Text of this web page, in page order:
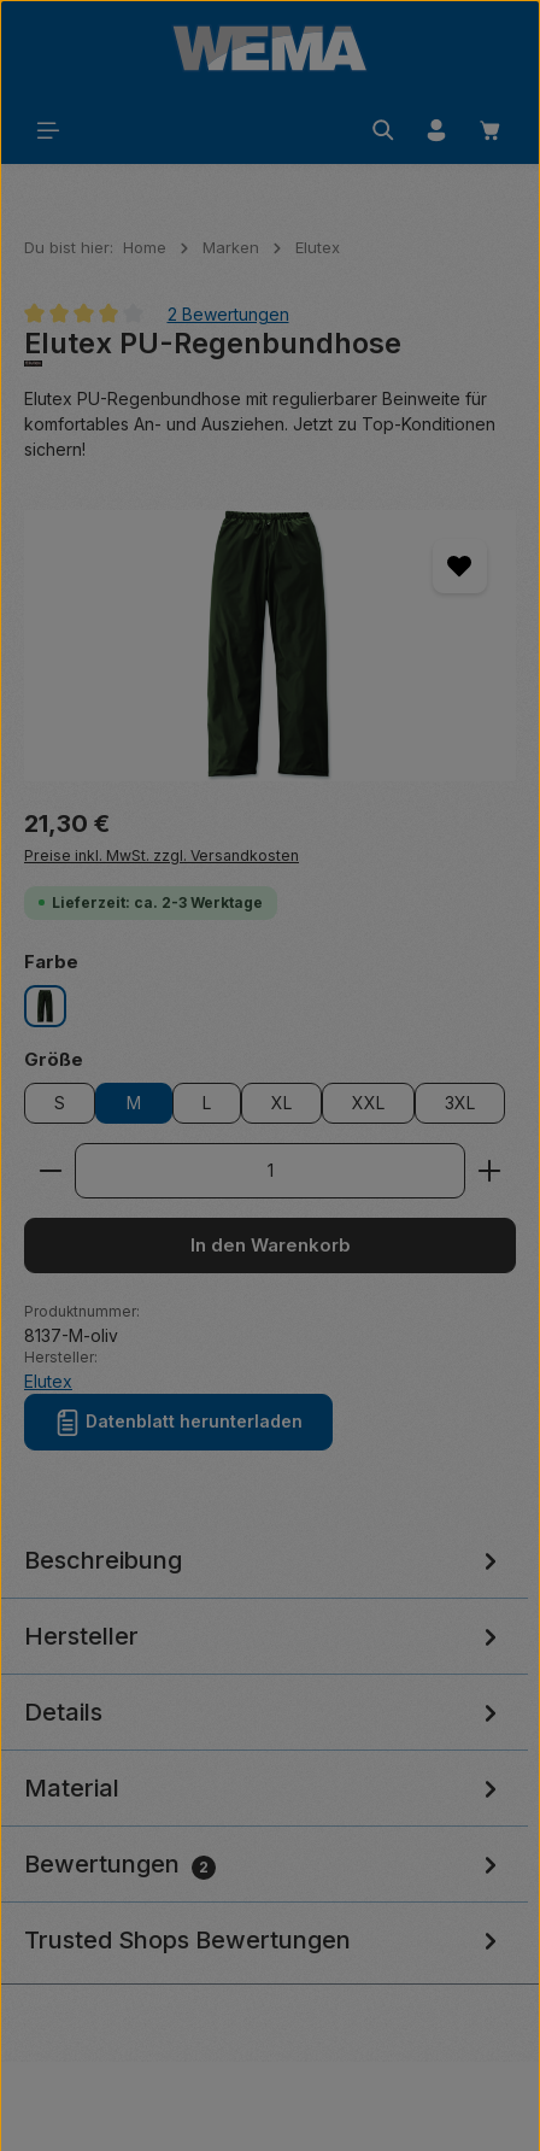
Zum Hauptinhalt springen
Du bist hier: Home Marken Elutex
Durchschnittliche Bewertung von 4 von 5 Sternen
2 Bewertungen
Elutex PU-Regenbundhose
Elutex PU-Regenbundhose mit regulierbarer Beinweite für
komfortables An- und Ausziehen. Jetzt zu Top-Konditionen
sichern!
Bildergalerie überspringen
Regulärer Preis:
21,30 €
Preise inkl. MwSt. zzgl. Versandkosten
Lieferzeit: ca. 2-3 Werktage
Farbe
oliv
Größe
S M L XL XXL 3XL
Produkt Anzahl: Gib den gewünschten Wert ein
In den Warenkorb
Produktnummer:
8137-M-oliv
Hersteller:
Elutex
Datenblatt herunterladen
Beschreibung
Hersteller
Details
Material
Bewertungen 2
Trusted Shops Bewertungen